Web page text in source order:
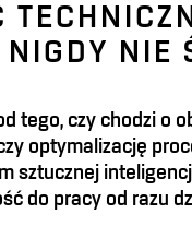
NIGDY NIE
tego, czy chodzi o
optymalizację
sztucznej
do pracy od razu